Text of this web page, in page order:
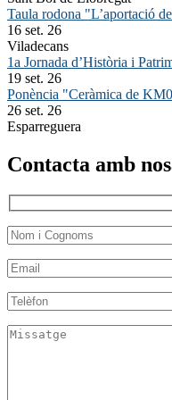
Taula rodona "L’aportació
16 set. 26
Viladecans
1a Jornada d’Història i
19 set. 26
Ponència "Ceràmica de
26 set. 26
Esparreguera
Contacta amb